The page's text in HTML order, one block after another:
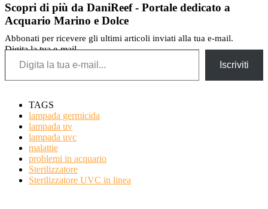
Scopri di più da DaniReef - Portale dedicato a
Acquario Marino e Dolce
Abbonati per ricevere gli ultimi articoli inviati alla tua e-mail.
Digita la tua e-mail...
Iscriviti
TAGS
lampada germicida
lampada uv
lampada uvc
malattie
problemi in acquario
Sterilizzatore
Sterilizzatore UVC in linea